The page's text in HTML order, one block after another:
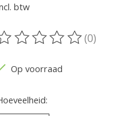
btw
De beoordeling van dit
(0)
Op voorraad